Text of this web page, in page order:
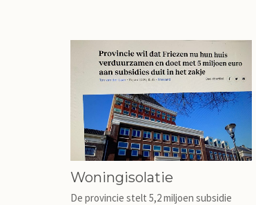
Woningisolatie
De provincie stelt 5,2 miljoen subsidie